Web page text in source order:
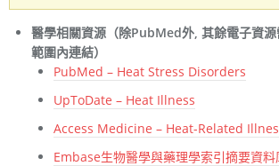
醫學相關資源（除PubMed外, 其餘電子資
範圍內連結）
PubMed – Heat Stress Disorders
UpToDate – Heat Illness
Access Medicine – Heat-Related
Embase生物醫學與藥理學索引摘要資